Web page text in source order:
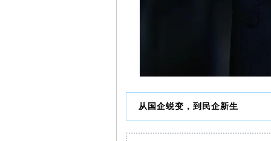
从国企蜕变，到民企新生